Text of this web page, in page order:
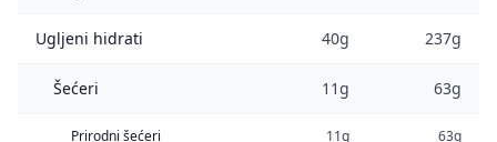
Ugljeni hidrati 40g 237g
Šećeri 11g 63g
Prirodni šećeri 11g 63g